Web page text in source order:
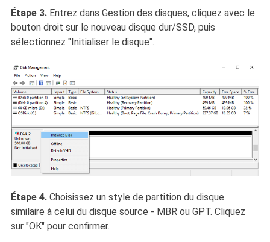
Étape 3. Entrez dans Gestion des disques, cliquez avec le
bouton droit sur le nouveau disque dur/SSD, puis
sélectionnez "Initialiser le disque".
Étape 4. Choisissez un style de partition du disque
similaire à celui du disque source - MBR ou GPT. Cliquez
sur "OK" pour confirmer.